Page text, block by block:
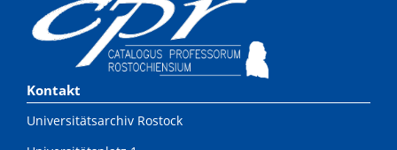
Kontakt
Universitätsarchiv Rostock